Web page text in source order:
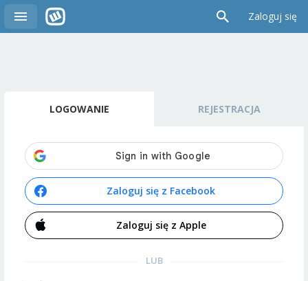
Zaloguj się
LOGOWANIE REJESTRACJA
Zaloguj się z Facebook
Zaloguj się z Apple
LUB